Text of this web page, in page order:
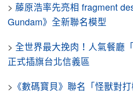
> 藤原浩率先亮相 fragment
Gundam》全新聯名模型
> 全世界最大挽肉！人氣餐廳
正式插旗台北信義區
> 《數碼寶貝》聯名「怪獸對